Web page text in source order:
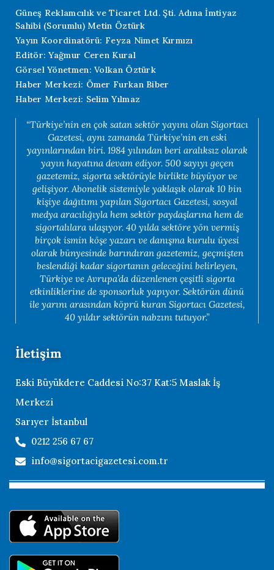
Güneş Reklamcılık ve Ticaret Ltd. Şti. Adına İmtiyaz
Sahibi (Sorumlu) Metin Öztürk
Yayın Koordinatörü: Feyza Nimet Kırmızı
Editör: Yağmur Ceren Kural
Görsel Yönetmen: Volkan Öztürk
Haber Merkezi: Ömer Furkan Biber
Haber Merkezi: Selim Yılmaz
“Türkiye’nin en çok satan sektör yayını olan Sigortacı
Gazetesi, aynı zamanda Türkiye’nin en eski
yayınlarından biri. 1984 yılından beri aralıksız olarak
yayın hayatına devam ediyor. 500 sayıyı geçen
gazetemiz, sigorta sektörüyle birlikte büyüyor ve
gelişiyor. Abonelik sistemiyle yaklaşık olarak 10 bin
kişiye dağıtımı yapılan Sigortacı Gazetesi, sosyal
medya aracılığıyla hem sektör paydaşlarına hem de
sigortalılara ulaşıyor. 40 yılda sektöre yön vermiş
birçok ismin köşe yazarı ve danışma kurulu üyesi
olarak bünyesinde barındıran gazetemiz, geçmişten
beslendiği kadar sigortanın geleceğini belirleyen,
Türkiye ve Avrupa’da düzenlenen çeşitli sigorta
etkinliklerine de sponsorluk yapıyor. Sektörün dünü
ile yarını arasından köprü kuran Sigortacı Gazetesi,
40 yıldır sektörün nabzını tutuyor.”
İletişim
Eski Büyükdere Caddesi No:37 Kat:5 Maslak İş
Merkezi
Sarıyer İstanbul
0212 256 67 67
info@sigortacigazetesi.com.tr